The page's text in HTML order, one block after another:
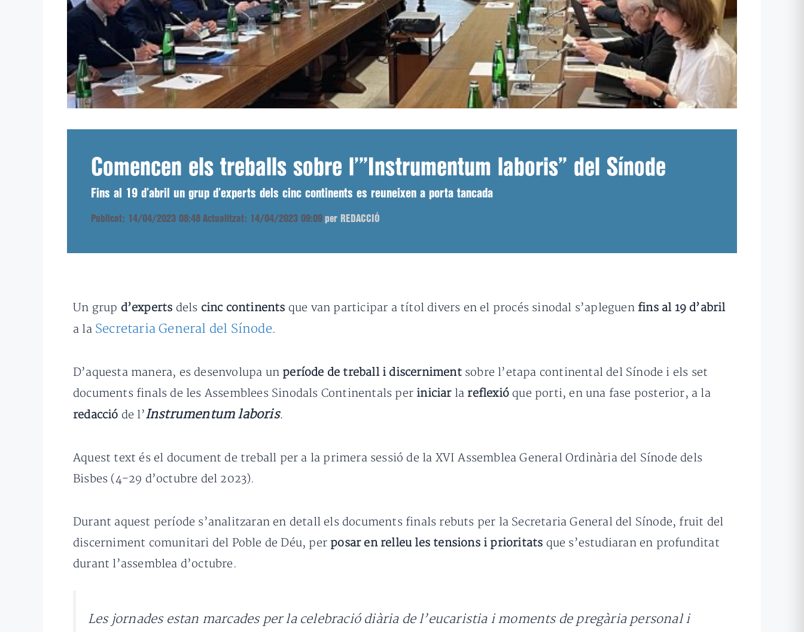
Comencen els treballs sobre l’”Instrumentum laboris” del Sínode
Fins al 19 d’abril un grup d’experts dels cinc continents es reuneixen a porta tancada
Publicat: 14/04/2023 08:48 Actualitzat: 14/04/2023 09:09 per REDACCIÓ
Un grup d’experts dels cinc continents que van participar a títol divers en el procés sinodal s’apleguenfins al 19 d’abril
a la Secretaria General del Sínode.
D’aquesta manera, es desenvolupa un període de treball i discerniment sobre l’etapa continental del Sínode i els set
documents finals de les Assemblees Sinodals Continentals per iniciar la reflexió que porti, en una fase posterior, a la
redacció de l’Instrumentum laboris.
Aquest text és el document de treball per a la primera sessió de la XVI Assemblea General Ordinària del Sínode dels
Bisbes (4-29 d’octubre del 2023).
Durant aquest període s’analitzaran en detall els documents finals rebuts per la Secretaria General del Sínode, fruit del
discerniment comunitari del Poble de Déu, per posar en relleu les tensions i prioritats que s’estudiaran en profunditat
durant l’assemblea d’octubre.
Les jornades estan marcades per la celebració diària de l’eucaristia i moments de pregària personal i